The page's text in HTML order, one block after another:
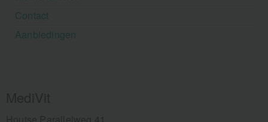
Contact
Aanbiedingen